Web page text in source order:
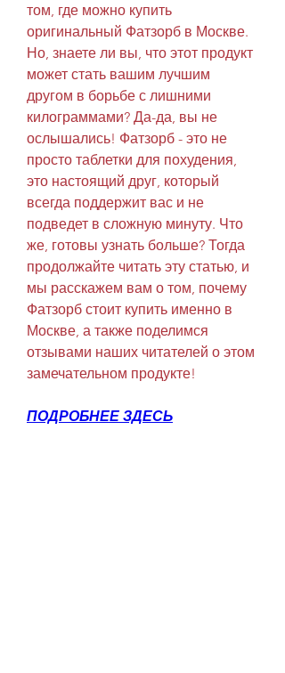
том, где можно купить
оригинальный Фатзорб в Москве.
Но, знаете ли вы, что этот продукт
может стать вашим лучшим
другом в борьбе с лишними
килограммами? Да-да, вы не
ослышались! Фатзорб - это не
просто таблетки для похудения,
это настоящий друг, который
всегда поддержит вас и не
подведет в сложную минуту. Что
же, готовы узнать больше? Тогда
продолжайте читать эту статью, и
мы расскажем вам о том, почему
Фатзорб стоит купить именно в
Москве, а также поделимся
отзывами наших читателей о этом
замечательном продукте!
ПОДРОБНЕЕ ЗДЕСЬ